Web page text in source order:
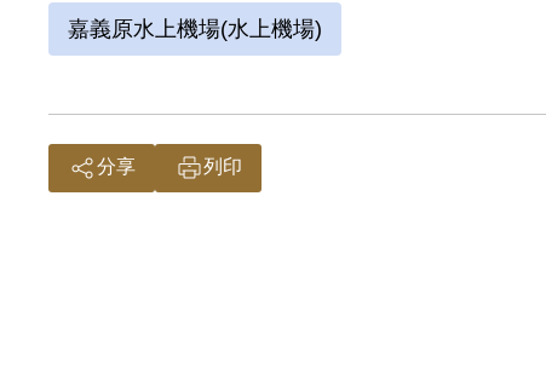
嘉義原水上機場(水上機場)
分享 列印